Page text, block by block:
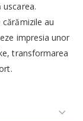
uscarea.
au
impresia unor
transformarea